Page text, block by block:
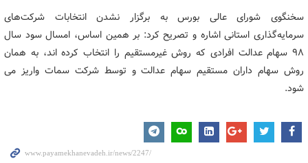
سخنگوی شورای عالی بورس به برگزار نشدن انتخابات شرکت‌های
سرمایه‌گذاری استانی اشاره و تصریح کرد: بر همین اساس، امسال سود سال
۹۸ سهام عدالت افرادی که روش غیرمستقیم را انتخاب کرده اند، به همان
روش سهام داران مستقیم سهام عدالت و توسط شرکت سمات واریز می
شود.